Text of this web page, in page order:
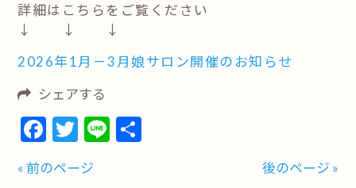
詳細はこちらをご覧ください
↓ ↓ ↓
2026年1月－3月娘サロン開催のお知らせ
シェアする
Facebook
Twitter
Line
« 前のページ 後のページ »